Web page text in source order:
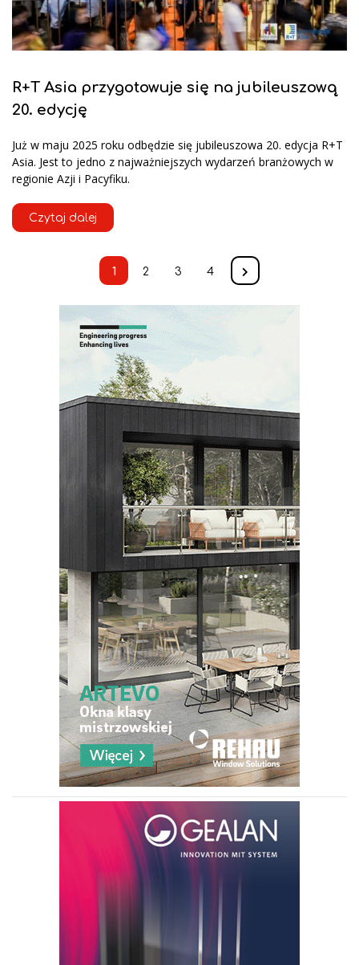
R+T Asia przygotowuje się na jubileuszową
20. edycję
Już w maju 2025 roku odbędzie się jubileuszowa 20. edycja R+T
Asia. Jest to jedno z najważniejszych wydarzeń branżowych w
regionie Azji i Pacyfiku.
Czytaj dalej
1 2 3 4